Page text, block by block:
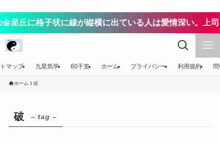
星丘に格子状に線が縦横に出ている人は愛情深い。上司
マップ 九星気学 60干支 ホーム プライバシー 利用規約
ホーム 破
破 – tag –